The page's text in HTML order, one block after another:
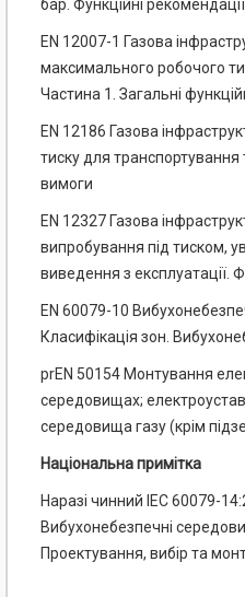
бар. Функційні рекомендації
EN 12007-1 Газова
максимального робочого
Частина 1. Загальні
EN 12186 Газова
тиску для транспортування
вимоги
EN 12327 Газова
випробування під тиском,
виведення з експлуатації.
EN 60079-10
Класифікація зон.
prEN 50154 Монтування
середовищах;
середовища газу (крім
Національна примітка
Наразі чинний ІЕС 60079-
Вибухонебезпечні
Проектування, вибір та